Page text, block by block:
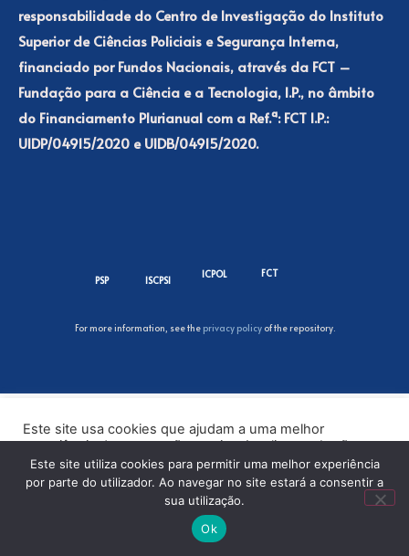
responsabilidade do Centro de Investigação do Instituto
Superior de Ciências Policiais e Segurança Interna,
financiado por Fundos Nacionais, através da FCT –
Fundação para a Ciência e a Tecnologia, I.P., no âmbito
do Financiamento Plurianual com a Ref.ª: FCT I.P.:
UIDP/04915/2020 e UIDB/04915/2020.
PSP ISCPSI
ICPOL FCT
For more information, see the privacy policyof the repository.
Este site usa cookies que ajudam a uma melhor
experiência de navegação no site. Ao clicar no botão
“Aceitar” ou continuar a visualizar o nosso site, você
concorda com o uso de cookies no nosso site.
Este site utiliza cookies para permitir uma melhor experiência
por parte do utilizador. Ao navegar no site estará a consentir a
sua utilização.
Ok